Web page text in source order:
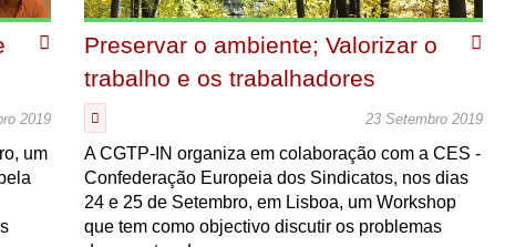
2019
um
Preservar o ambiente; Valorizar o
trabalho e os trabalhadores
23 Setembro 2019
A CGTP-IN organiza em colaboração com a CES -
Confederação Europeia dos Sindicatos, nos dias
24 e 25 de Setembro, em Lisboa, um Workshop
que tem como objectivo discutir os problemas